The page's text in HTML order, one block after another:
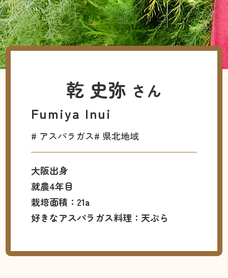
乾 史弥 さん
Fumiya Inui
# アスパラガス# 県北地域
大阪出身
就農4年目
栽培面積：21a
好きなアスパラガス料理：天ぷら